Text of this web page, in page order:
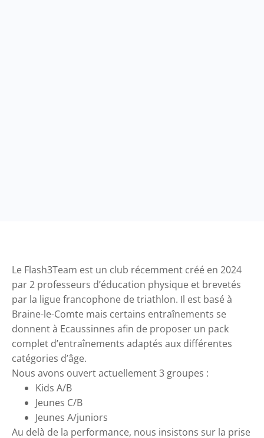
Le Flash3Team est un club récemment créé en 2024
par 2 professeurs d’éducation physique et brevetés
par la ligue francophone de triathlon. Il est basé à
Braine-le-Comte mais certains entraînements se
donnent à Ecaussinnes afin de proposer un pack
complet d’entraînements adaptés aux différentes
catégories d’âge.
Nous avons ouvert actuellement 3 groupes :
Kids A/B
Jeunes C/B
Jeunes A/juniors
Au delà de la performance, nous insistons sur la prise